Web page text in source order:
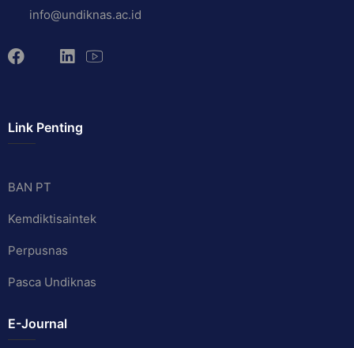
info@undiknas.ac.id
Link Penting
BAN PT
Kemdiktisaintek
Perpusnas
Pasca Undiknas
E-Journal